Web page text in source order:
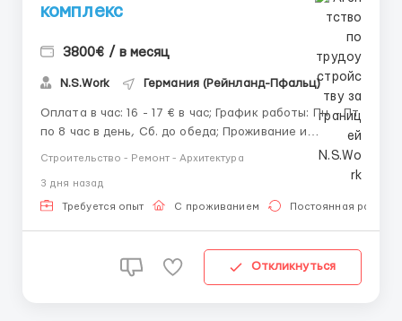
комплекс
3800€ / в месяц
N.S.Work Германия (Рейнланд-Пфальц)
Оплата в час: 16 - 17 € в час; График работы: Пн. - Пт.
по 8 час в день, Сб. до обеда; Проживание и
Выполнение сантехнических рабо...
Строительство - Ремонт - Архитектура
3 дня назад
Требуется опыт С проживанием Постоянная работа
Откликнуться